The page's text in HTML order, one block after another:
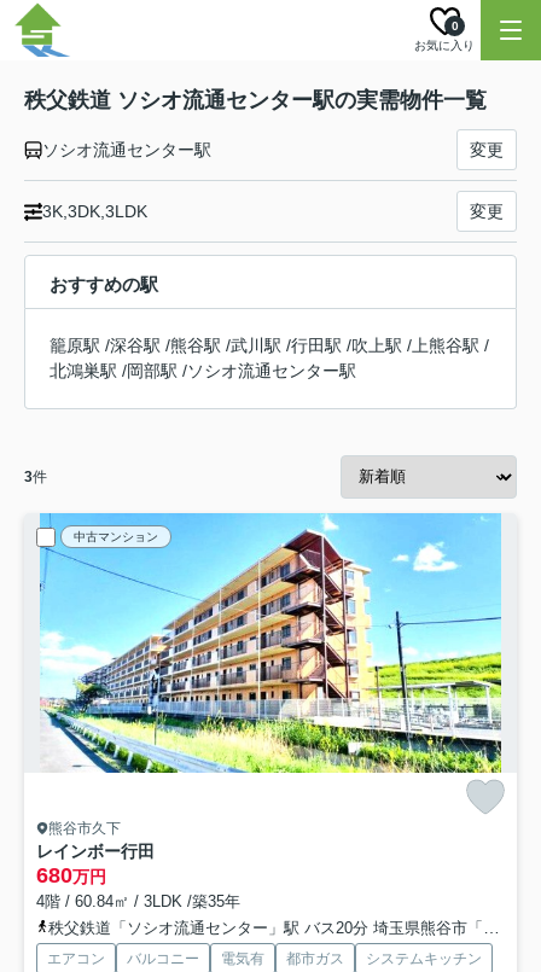
お気に入り
0
秩父鉄道 ソシオ流通センター駅の実需物件一覧
ソシオ流通センター駅 変更
3K,3DK,3LDK 変更
おすすめの駅
籠原駅 /深谷駅 /熊谷駅 /武川駅 /行田駅 /吹上駅 / 上熊谷駅 /
北鴻巣駅 /岡部駅 /ソシオ流通センター駅
3件
中古マンション
熊谷市久下
レインボー行田
680万円
4階 / 60.84㎡ / 3LDK /築35年
秩父鉄道「ソシオ流通センター」駅 バス20分 埼玉県熊谷市「久下一丁目」 停歩5分
エアコン バルコニー 電気有 都市ガス
システムキッチン